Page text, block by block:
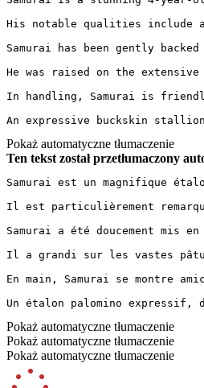
His notable qualities include
Samurai has been gently
He was raised on the
In handling, Samurai is
An expressive buckskin
Pokaż automatyczne tłumaczenie
Ten tekst został przetłumaczony
Samurai est un magnifique
Il est particulièrement
Samurai a été doucement mis
Il a grandi sur les vastes
En main, Samurai se montre
Un étalon palomino
Pokaż automatyczne tłumaczenie
Pokaż automatyczne tłumaczenie
Pokaż automatyczne tłumaczenie